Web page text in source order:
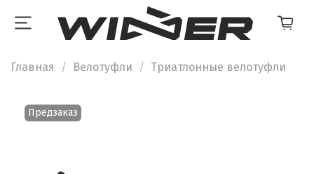
Главная Велотуфли Триатлонные велотуфли
Предзаказ